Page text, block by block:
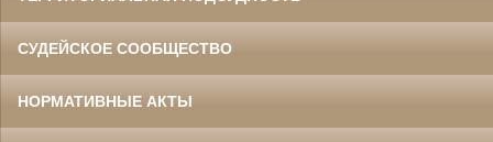
СУДЕЙСКОЕ СООБЩЕСТВО
НОРМАТИВНЫЕ АКТЫ